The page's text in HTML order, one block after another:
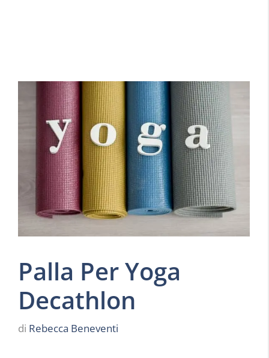
Palla Per Yoga
Decathlon
di Rebecca Beneventi